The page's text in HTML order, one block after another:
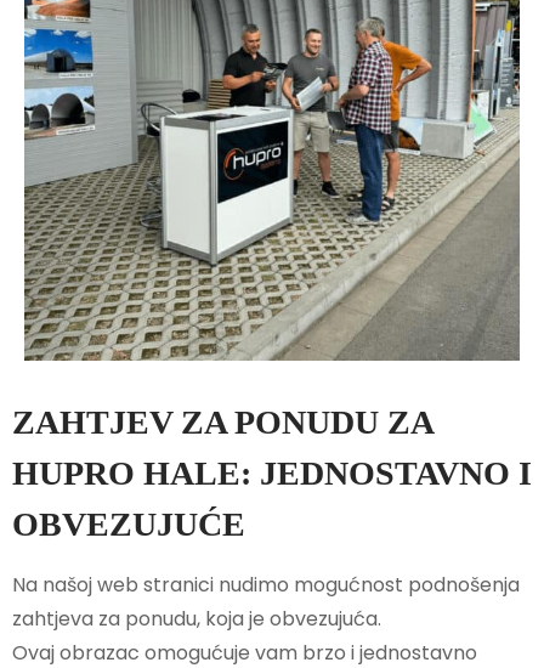
ZAHTJEV ZA PONUDU ZA
HUPRO HALE: JEDNOSTAVNO I
OBVEZUJUĆE
Na našoj web stranici nudimo mogućnost podnošenja
zahtjeva za ponudu, koja je obvezujuća.
Ovaj obrazac omogućuje vam brzo i jednostavno